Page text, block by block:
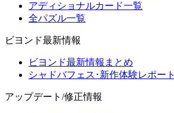
アディショナルカード一覧
全パズル一覧
ビヨンド最新情報
ビヨンド最新情報まとめ
シャドバフェス･新作体験レポート
アップデート/修正情報